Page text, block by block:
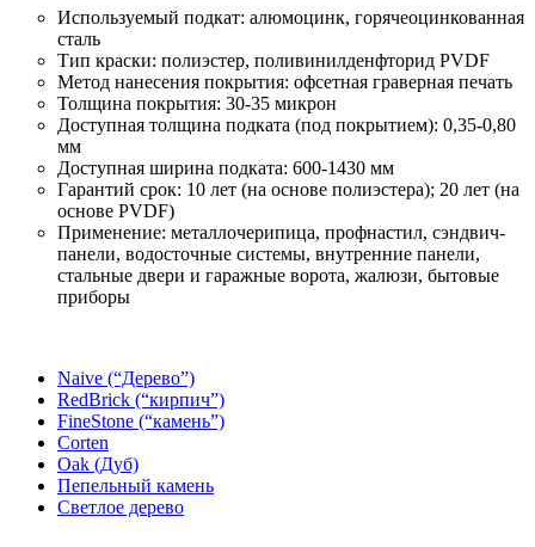
Используемый подкат: алюмоцинк, горячеоцинкованная
сталь
Тип краски: полиэстер, поливинилденфторид PVDF
Метод нанесения покрытия: офсетная граверная печать
Толщина покрытия: 30-35 микрон
Доступная толщина подката (под покрытием): 0,35-0,80
мм
Доступная ширина подката: 600-1430 мм
Гарантий срок: 10 лет (на основе полиэстера); 20 лет (на
основе PVDF)
Применение: металлочерипица, профнастил, сэндвич-
панели, водосточные системы, внутренние панели,
стальные двери и гаражные ворота, жалюзи, бытовые
приборы
Naive (“Дерево”)
RedBrick (“кирпич”)
FineStone (“камень”)
Corten
Oak (Дуб)
Пепельный камень
Светлое дерево